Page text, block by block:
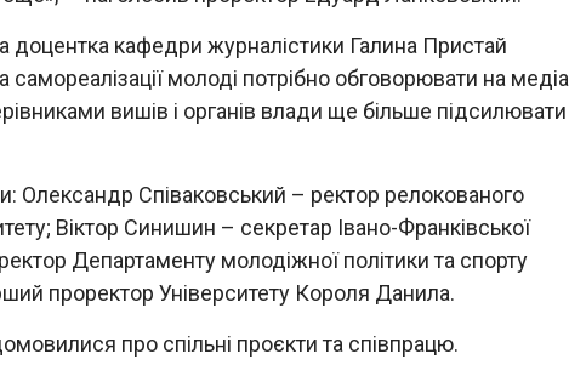
доцентка кафедри журналістики Галина Пристай
молоді потрібно обговорювати на медіа
вишів і органів влади ще більше підсилювати
Олександр Співаковський – ректор релокованого
Віктор Синишин – секретар Івано-Франківської
Департаменту молодіжної політики та спорту
проректор Університету Короля Данила.
про спільні проєкти та співпрацю.